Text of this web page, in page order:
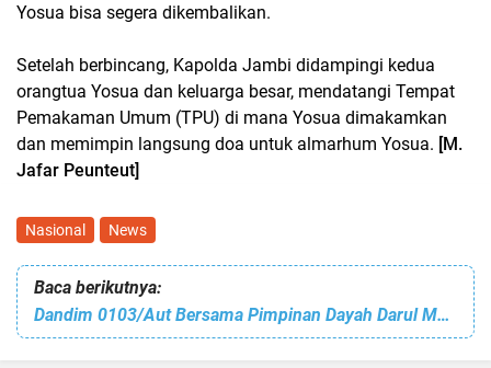
Yosua bisa segera dikembalikan.
Setelah berbincang, Kapolda Jambi didampingi kedua
orangtua Yosua dan keluarga besar, mendatangi Tempat
Pemakaman Umum (TPU) di mana Yosua dimakamkan
dan memimpin langsung doa untuk almarhum Yosua. [M.
Jafar Peunteut]
Nasional News
Baca berikutnya:
Dandim 0103/Aut Bersama Pimpinan Dayah Darul Muttaqin Tgk Muzakir (Waled Lapang) Hadiri Acara Kenduri Laot di Desa Pusong Lama